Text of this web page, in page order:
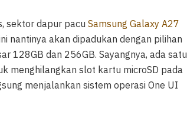
sektor dapur pacu Samsung Galaxy A27
nantinya akan dipadukan dengan pilihan
128GB dan 256GB. Sayangnya, ada satu
menghilangkan slot kartu microSD pada
menjalankan sistem operasi One UI